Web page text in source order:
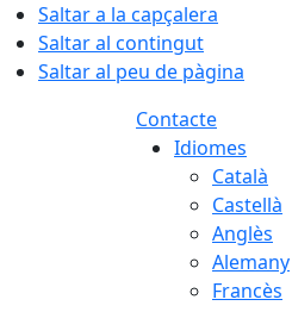
Saltar a la capçalera
Saltar al contingut
Saltar al peu de pàgina
Contacte
Idiomes
Català
Castellà
Anglès
Alemany
Francès